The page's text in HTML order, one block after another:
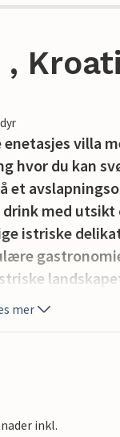
,
villa
hvor du kan
et
med utsikt
istriske
huset, hvor det
som tilbyr
drømmeferie
mer
inkl.